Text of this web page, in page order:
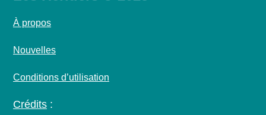
À propos
Nouvelles
Conditions d’utilisation
Crédits :